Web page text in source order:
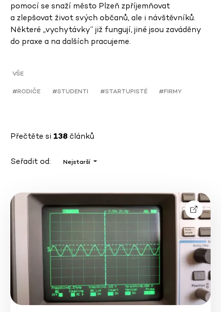
pomocí se snaží město Plzeň zpříjemňovat
a zlepšovat život svých občanů, ale i návštěvníků.
Některé „vychytávky“ již fungují, jiné jsou zaváděny
do praxe a na dalších pracujeme.
VŠE
#RODIČE #STUDENTI #STARTUPISTÉ #FIRMY
Přečtěte si 138článků
Seřadit od: Nejstarší